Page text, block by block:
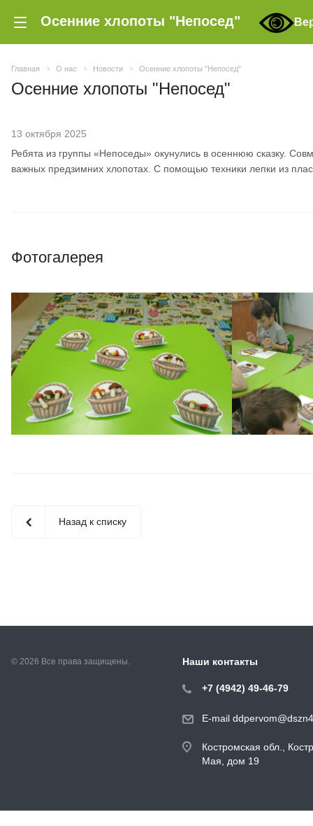
Осенние хлопоты "Непосед"
Главная О нас Новости Осенние хлопоты "Непосед"
Осенние хлопоты "Непосед"
13 октября 2025
Ребята из группы «Непоседы» окунулись в осеннюю сказку.
важных предзимних хлопотах. С помощью техники лепки из
Фотогалерея
Назад к списку
© 2026 Все права защищены. Наши контакты
+7 (4942) 49-46-79
E-mail
Костромская обл.,
Мая, дом 19